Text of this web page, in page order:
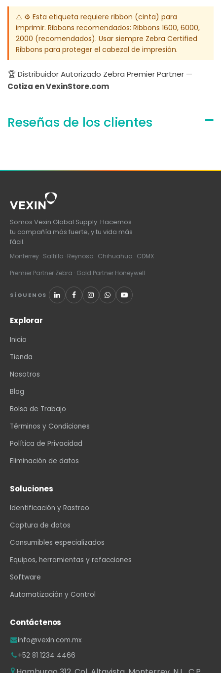
⚠️ ⚙️ Esta etiqueta requiere ribbon (cinta) para
imprimir. Ribbons recomendados: Ribbons 1600, 6000,
2000 (recomendados). Usar siempre Zebra Certified
Ribbons para proteger el cabezal de impresión.
🏆 Distribuidor Autorizado Zebra Premier Partner —
Cotiza en VexinStore.com
Reseñas de los clientes
Somos Vexin Global Supply. Hacemos
tu compañía más fuerte, y tu vida más
fácil.
Monterrey · Saltillo · Reynosa · Chihuahua · CDMX
Premier Partner Zebra · Gold Partner Honeywell
SÍGUENOS
Explorar
Inicio
Tienda
Nosotros
Blog
Bolsa de Trabajo
Términos y Condiciones
Política de Privacidad
Eliminación de datos
Soluciones
Identificación y Rastreo
Captura de datos
Consumibles especializados
Equipos, herramientas y refacciones
Software
Automatización y Control
Contáctenos
info@vexin.com.mx
+52 81 1234 4466